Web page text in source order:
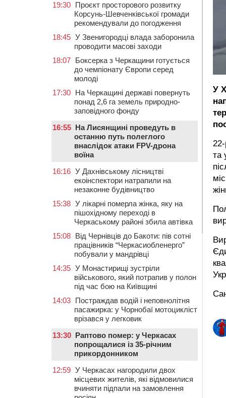
У
22-
та
19:30 Проєкт просторового розвитку
Корсунь-Шевченківської громади
рекомендували до погодження
18:45 У Звенигородці влада заборонила
проводити масові заходи
18:07 Боксерка з Черкащини готується
до чемпіонату Європи серед
молоді
17:30 На Черкащині державі повернуть
понад 2,6 га земель природно-
заповідного фонду
16:55 На Лисянщині проведуть в
останню путь полеглого
внаслідок атаки FPV-дрона
воїна
16:16 У Дахнівському лісництві
екоінспектори натрапили на
незаконне будівництво
15:38 У лікарні померла жінка, яку на
пішохідному переході в
Черкаському районі збила автівка
15:08 Від Чернівців до Бакоти: пів сотні
працівників “Черкасиобленерго”
побували у мандрівці
14:35 У Монастирищі зустріли
військового, який потрапив у полон
під час бою на Київщині
14:03 Постраждав водій і неповнолітня
пасажирка: у Чорнобаї мотоцикліст
врізався у легковик
13:30 Раптово помер: у Черкасах
попрощалися із 35-річним
прикордонником
12:59 У Черкасах нагородили двох
місцевих жителів, які відмовилися
вчиняти підпали на замовлення